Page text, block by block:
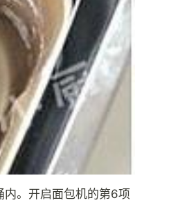
。开启面包机的第6项